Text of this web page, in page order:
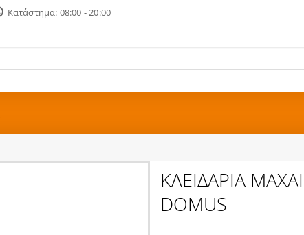
Κατάστημα: 08:00 - 20:00
ΚΛΕΙΔΑΡΙΑ
DOMUS